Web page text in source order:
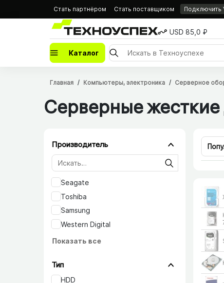
Стать партнёром Стать поставщиком Подключить
USD 85,0 ₽
Каталог
Главная Компьютеры, электроника Серверное
Серверные жесткие
Производитель
Seagate
Toshiba
Samsung
Western Digital
Показать все
Тип
HDD